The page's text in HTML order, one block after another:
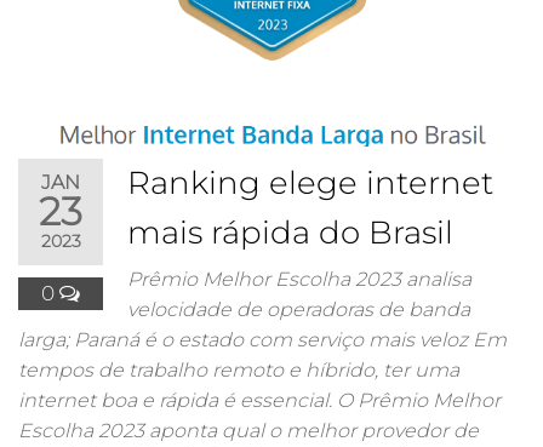
JAN
23
2023
0
Ranking elege internet
mais rápida do Brasil
Prêmio Melhor Escolha 2023 analisa
velocidade de operadoras de banda
larga; Paraná é o estado com serviço mais veloz Em
tempos de trabalho remoto e híbrido, ter uma
internet boa e rápida é essencial. O Prêmio Melhor
Escolha 2023 aponta qual o melhor provedor de